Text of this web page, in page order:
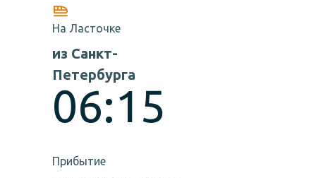
На Ласточке
из Санкт-
Петербурга
06:15
Прибытие